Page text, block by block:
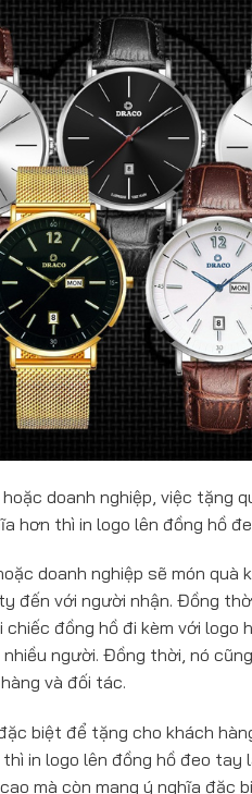
doanh nghiệp, việc tặng
hơn thì in logo lên đồng hồ
doanh nghiệp sẽ món quà
đến với người nhận. Đồng
chiếc đồng hồ đi kèm với
người. Đồng thời, nó
và đối tác.
biệt để tặng cho khách
in logo lên đồng hồ đeo
mà còn mang ý nghĩa đặc